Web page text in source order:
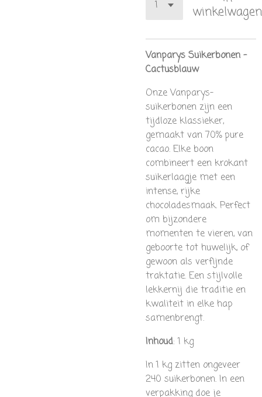
winkelwagen
Vanparys Suikerbonen –
Cactusblauw
Onze Vanparys-
suikerbonen zijn een
tijdloze klassieker,
gemaakt van 70% pure
cacao. Elke boon
combineert een krokant
suikerlaagje met een
intense, rijke
chocoladesmaak. Perfect
om bijzondere
momenten te vieren, van
geboorte tot huwelijk, of
gewoon als verfijnde
traktatie. Een stijlvolle
lekkernij die traditie en
kwaliteit in elke hap
samenbrengt.
Inhoud: 1 kg
In 1 kg zitten ongeveer
240 suikerbonen. In een
verpakking doe je